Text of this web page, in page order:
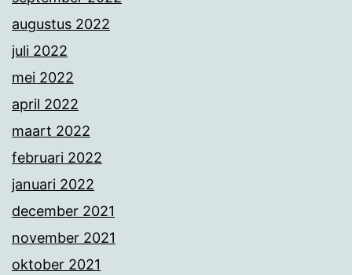
augustus 2022
juli 2022
mei 2022
april 2022
maart 2022
februari 2022
januari 2022
december 2021
november 2021
oktober 2021